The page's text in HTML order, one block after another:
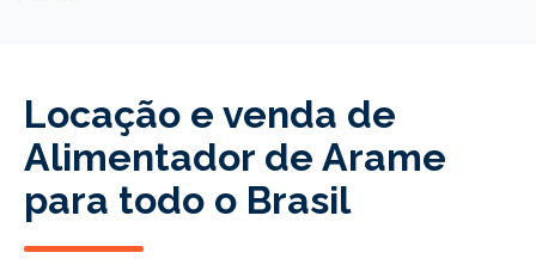
Locação e venda de
Alimentador de Arame
para todo o Brasil